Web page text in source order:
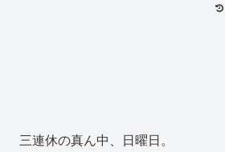
三連休の真ん中、日曜日。